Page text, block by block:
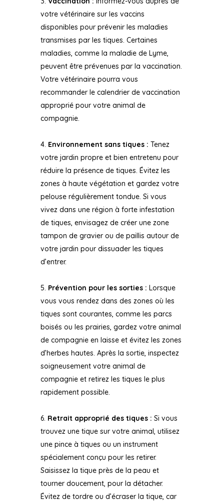
votre vétérinaire sur les vaccins
disponibles pour prévenir les maladies
transmises par les tiques. Certaines
maladies, comme la maladie de Lyme,
peuvent être prévenues par la vaccination.
Votre vétérinaire pourra vous
recommander le calendrier de vaccination
approprié pour votre animal de
compagnie.
Environnement sans tiques : Tenez
votre jardin propre et bien entretenu pour
réduire la présence de tiques. Évitez les
zones à haute végétation et gardez votre
pelouse régulièrement tondue. Si vous
vivez dans une région à forte infestation
de tiques, envisagez de créer une zone
tampon de gravier ou de paillis autour de
votre jardin pour dissuader les tiques
d’entrer.
Prévention pour les sorties : Lorsque
vous vous rendez dans des zones où les
tiques sont courantes, comme les parcs
boisés ou les prairies, gardez votre animal
de compagnie en laisse et évitez les zones
d’herbes hautes. Après la sortie, inspectez
soigneusement votre animal de
compagnie et retirez les tiques le plus
rapidement possible.
Retrait approprié des tiques : Si vous
trouvez une tique sur votre animal, utilisez
une pince à tiques ou un instrument
spécialement conçu pour les retirer.
Saisissez la tique près de la peau et
tourner doucement, pour la détacher.
Évitez de tordre ou d’écraser la tique, car